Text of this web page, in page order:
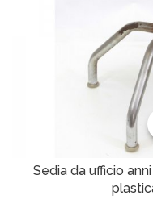
Sedia da ufficio